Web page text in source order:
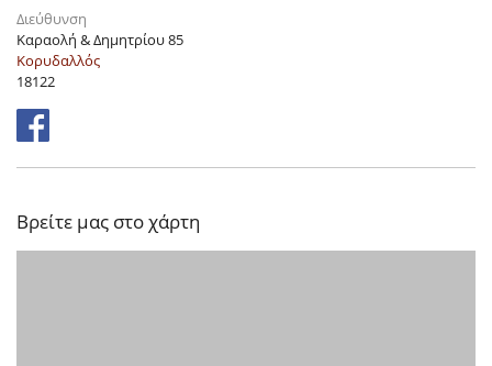
Διεύθυνση
Καραολή & Δημητρίου 85
Κορυδαλλός
18122
Βρείτε μας στο χάρτη